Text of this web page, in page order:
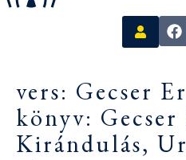
vers: Gecser
könyv: Gecser
Kirándulás,